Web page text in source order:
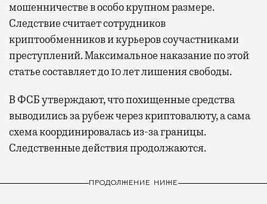
мошенничестве в особо крупном размере.
Следствие считает сотрудников
криптообменников и курьеров соучастниками
преступлений. Максимальное наказание по этой
статье составляет до 10 лет лишения свободы.
В ФСБ утверждают, что похищенные средства
выводились за рубеж через криптовалюту, а сама
схема координировалась из-за границы.
Следственные действия продолжаются.
ПРОДОЛЖЕНИЕ НИЖЕ